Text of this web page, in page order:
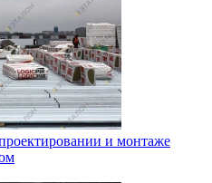
и монтаже